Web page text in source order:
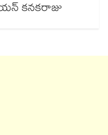
కనకరాజు